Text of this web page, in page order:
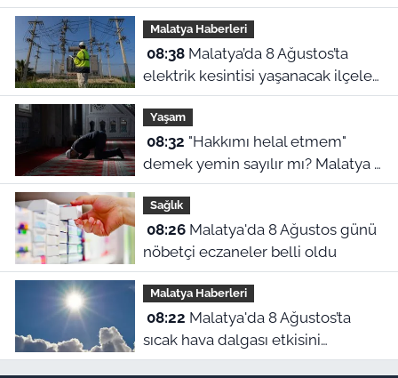
Malatya Haberleri
08:38Malatya’da 8 Ağustos’ta
elektrik kesintisi yaşanacak ilçeler
ve mahalleler
Yaşam
08:32
demek yemin sayılır mı? Malatya 8
Ağustos namaz vakitleri
Sağlık
08:26Malatya'da 8 Ağustos günü
nöbetçi eczaneler belli oldu
Malatya Haberleri
08:22
sıcak hava dalgası etkisini
sürdürüyor